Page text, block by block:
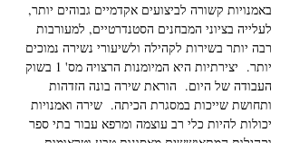
באמנויות קשורה לביצועים אקדמיים גבוהים יותר,
לעלייה בציוני המבחנים הסטנדרטיים, למעורבות
רבה יותר בשירות לקהילה ולשיעורי נשירה נמוכים
יותר.  יצירתיות היא המיומנות הרצויה מס' 1 בשוק
העבודה של היום.  הוראת שירה בונה הזדהות
ותחושת שייכות במסגרת הכיתה.  שירה ואמנויות
יכולות להיות כלי רב עוצמה ומרפא עבור בתי ספר
וקהילות המתאוששים מאסונות טבע וטראומות